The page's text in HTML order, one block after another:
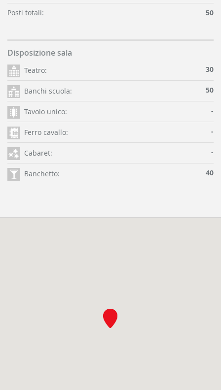
Posti totali:
50
Disposizione sala
Teatro: 30
Banchi scuola: 50
Tavolo unico: -
Ferro cavallo: -
Cabaret: -
Banchetto: 40